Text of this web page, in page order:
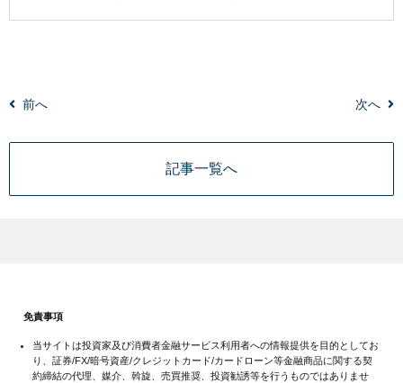
前へ 次へ
記事一覧へ
免責事項
当サイトは投資家及び消費者金融サービス利用者への情報提供を目的としてお
り、証券/FX/暗号資産/クレジットカード/カードローン等金融商品に関する契
約締結の代理、媒介、斡旋、売買推奨、投資勧誘等を行うものではありませ